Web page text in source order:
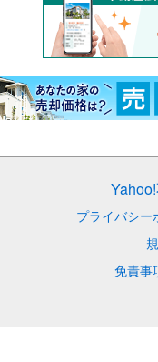
プライバシー
免責事